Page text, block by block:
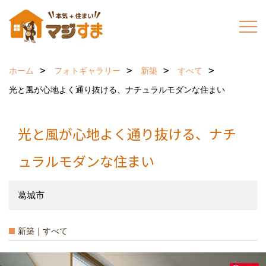
ホーム フォトギャラリー 新築
すべて
光と風が心地よく通り抜ける、ナチュラルモダンな住まい
光と風が心地よく通り抜ける、ナチ
ュラルモダンな住まい
葛城市
新築｜すべて